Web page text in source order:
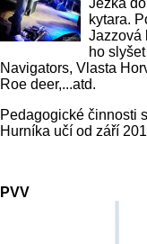
Ježka
kytara.
Jazzová
ho
Navigators, Vlasta
Roe deer,...atd.
Pedagogické činnosti
Hurníka učí od září
PVV